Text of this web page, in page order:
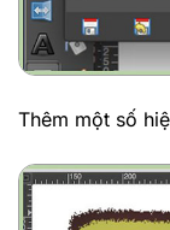
Thêm một số